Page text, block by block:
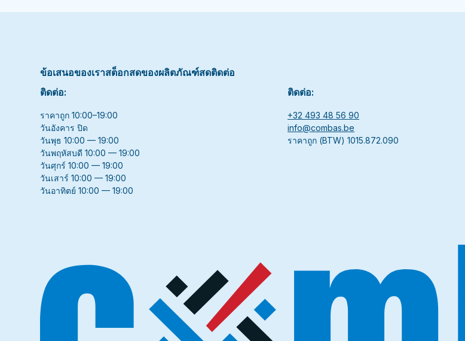
ข้อเสนอของเราสต็อกสดของผลิตภัณฑ์สดติดต่อ
ติดต่อ:
ราคาถูก 10:00–19:00
วันอังคาร ปิด
วันพุธ 10:00 — 19:00
วันพฤหัสบดี 10:00 — 19:00
วันศุกร์ 10:00 — 19:00
วันเสาร์ 10:00 — 19:00
วันอาทิตย์ 10:00 — 19:00
ติดต่อ:
+32 493 48 56 90
info@combas.be
ราคาถูก (BTW) 1015.872.090